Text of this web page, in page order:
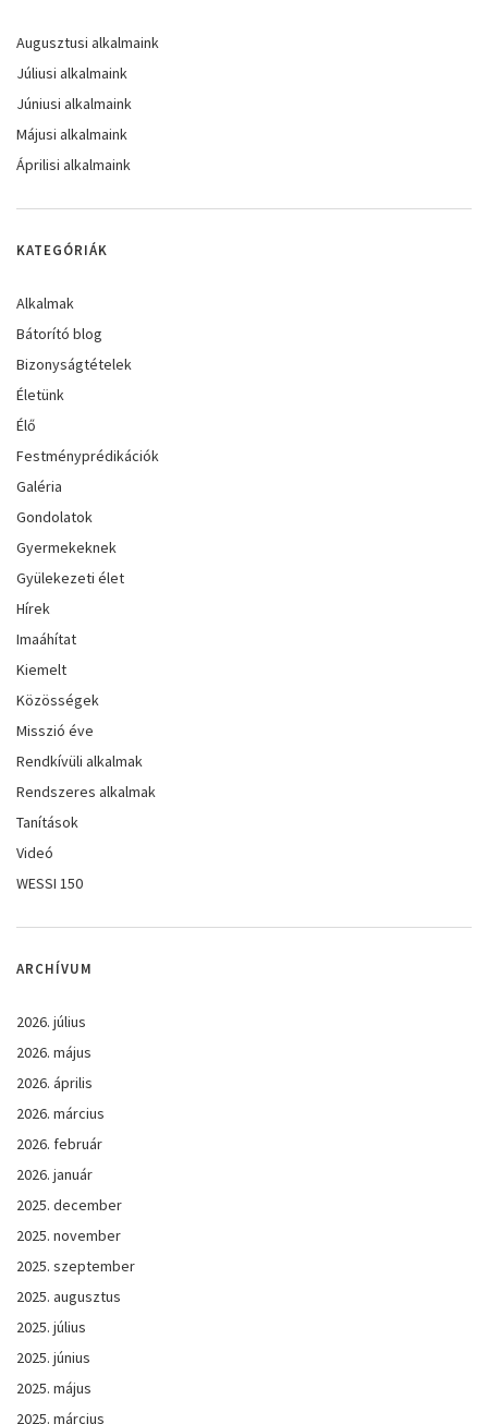
Augusztusi alkalmaink
Júliusi alkalmaink
Júniusi alkalmaink
Májusi alkalmaink
Áprilisi alkalmaink
KATEGÓRIÁK
Alkalmak
Bátorító blog
Bizonyságtételek
Életünk
Élő
Festményprédikációk
Galéria
Gondolatok
Gyermekeknek
Gyülekezeti élet
Hírek
Imaáhítat
Kiemelt
Közösségek
Misszió éve
Rendkívüli alkalmak
Rendszeres alkalmak
Tanítások
Videó
WESSI 150
ARCHÍVUM
2026. július
2026. május
2026. április
2026. március
2026. február
2026. január
2025. december
2025. november
2025. szeptember
2025. augusztus
2025. július
2025. június
2025. május
2025. március